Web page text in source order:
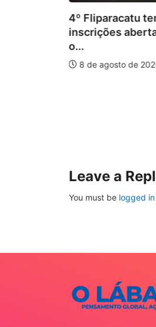
4º Fliparacatu tem
inscrições abertas
8 de agosto de 2026
Leave a
You must be logged in